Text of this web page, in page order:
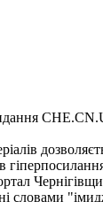
словами